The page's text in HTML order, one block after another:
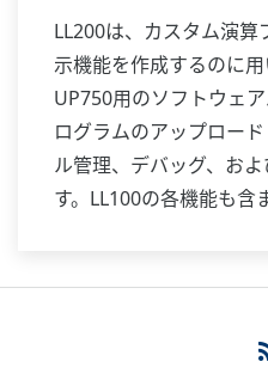
LL200は、カスタム演
示機能を作成するのに
UP750用のソフトウェ
ログラムのアップロー
ル管理、デバッグ、お
す。LL100の各機能も含